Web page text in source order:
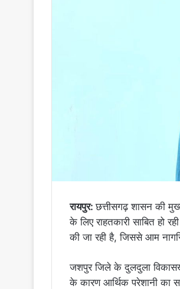
रायपुर:छत्तीसगढ़ शासन की
के लिए राहतकारी साबित हो
की जा रही है, जिससे आम
जशपुर जिले के दुलदुला विकासखंड
के कारण आर्थिक परेशानी का